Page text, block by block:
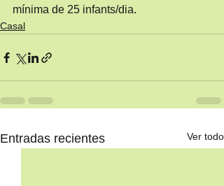
mínima de 25 infants/dia.
Casal
Entradas recientes Ver todo